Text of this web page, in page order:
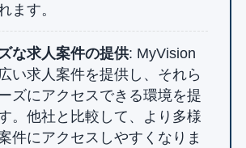
ます。
な求人案件の提供: MyVision
い求人案件を提供し、それら
ズにアクセスできる環境を提
。他社と比較して、より多様
件にアクセスしやすくなりま